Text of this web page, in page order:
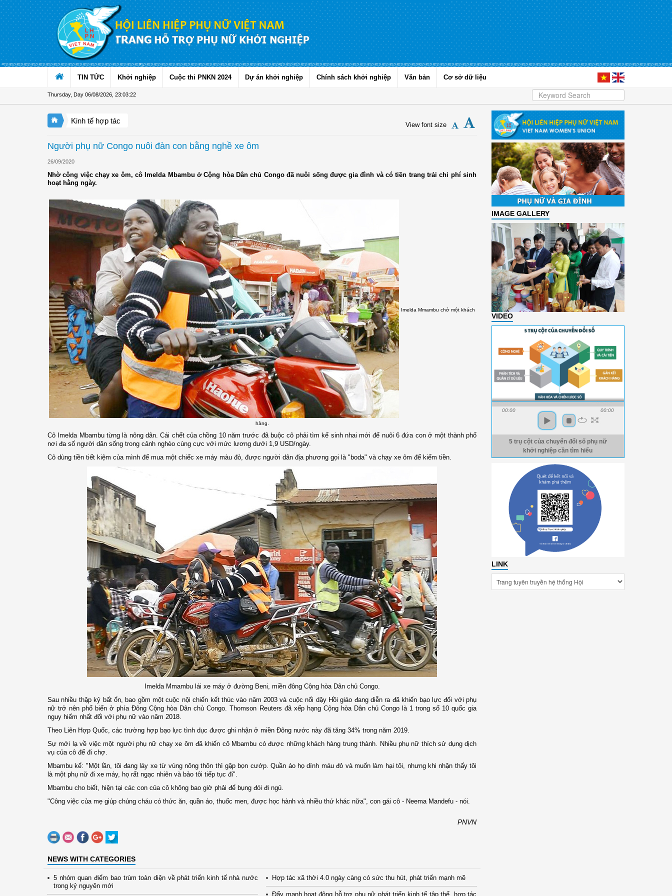
Skip to Content
TIN TỨC Khởi nghiệp Cuộc thi PNKN 2024 Dự án khởi nghiệp Chính sách khởi nghiệp Văn bản Cơ sở dữ liệu
Thursday, Day 06/08/2026 23:03:22
Kinh tế hợp tác View font size
Người phụ nữ Congo nuôi đàn con bằng nghề xe ôm
26/09/2020
Nhờ công việc chạy xe ôm, cô Imelda Mbambu ở Cộng hòa Dân chủ Congo đã nuôi sống được gia đình và có tiền trang trải chi phí sinh
hoạt hằng ngày.
Imelda Mmambu chở một khách
hàng.
Cô Imelda Mbambu từng là nông dân. Cái chết của chồng 10 năm trước đã buộc cô phải tìm kế sinh nhai mới để nuôi 6 đứa con ở một thành phố
nơi đa số người dân sống trong cảnh nghèo cùng cực với mức lương dưới 1,9 USD/ngày.
Cô dùng tiền tiết kiệm của mình để mua một chiếc xe máy màu đỏ, được người dân địa phương gọi là "boda" và chạy xe ôm để kiếm tiền.
Imelda Mmambu lái xe máy ở đường Beni, miền đông Cộng hòa Dân chủ Congo.
Sau nhiều thập kỷ bất ổn, bao gồm một cuộc nội chiến kết thúc vào năm 2003 và cuộc nổi dậy Hồi giáo đang diễn ra đã khiến bạo lực đối với phụ
nữ trở nên phổ biến ở phía Đông Cộng hòa Dân chủ Congo. Thomson Reuters đã xếp hạng Cộng hòa Dân chủ Congo là 1 trong số 10 quốc gia
nguy hiểm nhất đối với phụ nữ vào năm 2018.
Theo Liên Hợp Quốc, các trường hợp bạo lực tình dục được ghi nhận ở miền Đông nước này đã tăng 34% trong năm 2019.
Sự mới lạ về việc một người phụ nữ chạy xe ôm đã khiến cô Mbambu có được những khách hàng trung thành. Nhiều phụ nữ thích sử dụng dịch
vụ của cô để đi chợ.
Mbambu kể: "Một lần, tôi đang láy xe từ vùng nông thôn thì gặp bọn cướp. Quần áo họ dính máu đỏ và muốn làm hại tôi, nhưng khi nhận thấy tôi
là một phụ nữ đi xe máy, họ rất ngạc nhiên và bảo tôi tiếp tục đi".
Mbambu cho biết, hiện tại các con của cô không bao giờ phải để bụng đói đi ngủ.
"Công việc của mẹ giúp chúng cháu có thức ăn, quần áo, thuốc men, được học hành và nhiều thứ khác nữa", con gái cô - Neema Mandefu - nói.
PNVN
NEWS WITH CATEGORIES
5 nhóm quan điểm bao trùm toàn diện về phát triển kinh tế nhà nước
trong kỷ nguyên mới
Hợp tác xã thời 4.0 ngày càng có sức thu hút, phát triển mạnh mẽ
Đẩy mạnh hoạt động hỗ trợ phụ nữ phát triển kinh tế tập thể, hợp tác
IMAGE GALLERY
VIDEO
00:00 00:00
5 trụ cột của chuyển đổi số phụ nữ
khởi nghiệp cần tìm hiểu
LINK